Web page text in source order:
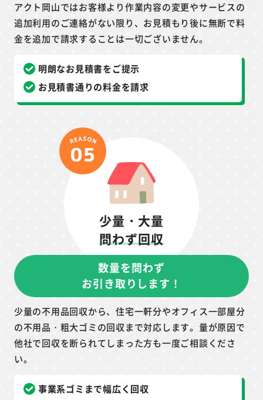
アクト岡山ではお客様より作業内容の変更やサービスの
追加利用のご連絡がない限り、お見積もり後に無断で料
金を追加で請求することは一切ございません。
明朗なお見積書をご提示
お見積書通りの料金を請求
少量・大量
問わず回収
数量を問わず
お引き取りします！
少量の不用品回収から、住宅一軒分やオフィス一部屋分
の不用品・粗大ゴミの回収まで対応します。量が原因で
他社で回収を断られてしまった方も一度ご相談くださ
い。
事業系ゴミまで幅広く回収